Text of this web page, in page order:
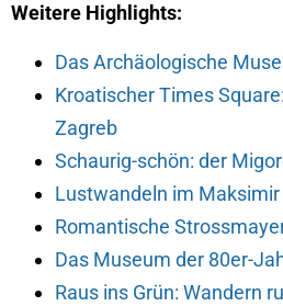
Weitere Highlights:
Das Archäologische
Kroatischer Times
Zagreb
Schaurig-schön: der
Lustwandeln im Maksimir
Romantische
Das Museum der 80er-
Raus ins Grün: Wandern